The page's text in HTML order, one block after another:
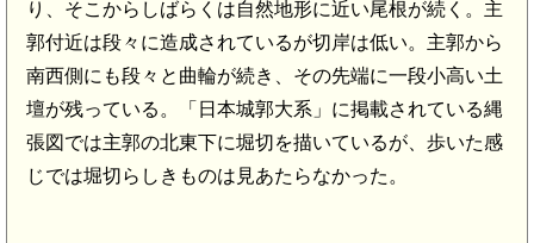
り、そこからしばらくは自然地形に近い尾根が続く。主
郭付近は段々に造成されているが切岸は低い。主郭から
南西側にも段々と曲輪が続き、その先端に一段小高い土
壇が残っている。「日本城郭大系」に掲載されている縄
張図では主郭の北東下に堀切を描いているが、歩いた感
じでは堀切らしきものは見あたらなかった。